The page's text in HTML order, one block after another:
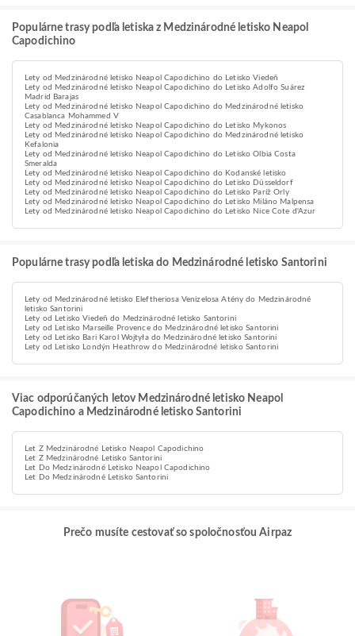
Populárne trasy podľa letiska z Medzinárodné letisko Neapol
Capodichino
Lety od Medzinárodné letisko Neapol Capodichino do Letisko Viedeň
Lety od Medzinárodné letisko Neapol Capodichino do Letisko Adolfo Suárez
Madrid Barajas
Lety od Medzinárodné letisko Neapol Capodichino do Medzinárodné letisko
Casablanca Mohammed V
Lety od Medzinárodné letisko Neapol Capodichino do Letisko Mykonos
Lety od Medzinárodné letisko Neapol Capodichino do Medzinárodné letisko
Kefalonia
Lety od Medzinárodné letisko Neapol Capodichino do Letisko Olbia Costa
Smeralda
Lety od Medzinárodné letisko Neapol Capodichino do Kodanské letisko
Lety od Medzinárodné letisko Neapol Capodichino do Letisko Düsseldorf
Lety od Medzinárodné letisko Neapol Capodichino do Letisko Paríž Orly
Lety od Medzinárodné letisko Neapol Capodichino do Letisko Miláno Malpensa
Lety od Medzinárodné letisko Neapol Capodichino do Letisko Nice Cote d'Azur
Populárne trasy podľa letiska do Medzinárodné letisko Santorini
Lety od Medzinárodné letisko Eleftheriosa Venizelosa Atény do Medzinárodné
letisko Santorini
Lety od Letisko Viedeň do Medzinárodné letisko Santorini
Lety od Letisko Marseille Provence do Medzinárodné letisko Santorini
Lety od Letisko Bari Karol Wojtyła do Medzinárodné letisko Santorini
Lety od Letisko Londýn Heathrow do Medzinárodné letisko Santorini
Viac odporúčaných letov Medzinárodné letisko Neapol
Capodichino a Medzinárodné letisko Santorini
Let Z Medzinárodné Letisko Neapol Capodichino
Let Z Medzinárodné Letisko Santorini
Let Do Medzinárodné Letisko Neapol Capodichino
Let Do Medzinárodné Letisko Santorini
Prečo musíte cestovať so spoločnosťou Airpaz